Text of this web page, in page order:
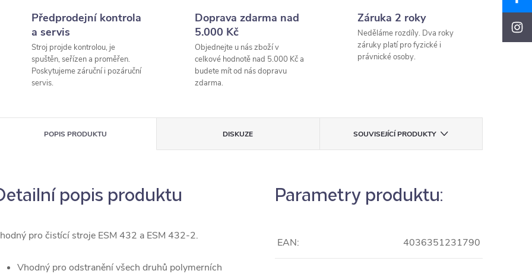
Předprodejní kontrola
a servis
Stroj projde kontrolou, je
spuštěn, seřízen a proměřen.
Poskytujeme záruční i pozáruční
servis.
Doprava zdarma nad
5.000 Kč
Objednejte u nás zboží v
celkové hodnotě nad 5.000 Kč a
budete mít od nás dopravu
zdarma.
Záruka 2 roky
Neděláme rozdíly. Dva roky
záruky platí pro fyzické i
právnické osoby.
POPIS PRODUKTU DISKUZE SOUVISEJÍCÍ PRODUKTY
popis produktu
pro čistící stroje ESM 432 a ESM 432-2.
Vhodný pro odstranění všech druhů polymerních
Parametry produktu:
EAN: 4036351231790